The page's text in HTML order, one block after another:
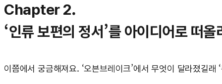
Chapter 2.
‘인류 보편의 정서’를 아이디어로 떠올
이쯤에서 궁금해져요. ‘오븐브레이크’에서 무엇이 달라졌길